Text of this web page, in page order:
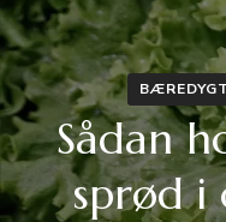
Sådan
sprød i